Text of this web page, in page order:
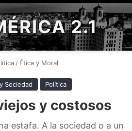
2.1
/ Ética y Moral
Sociedad Política
y costosos
estafa. A la sociedad o a un